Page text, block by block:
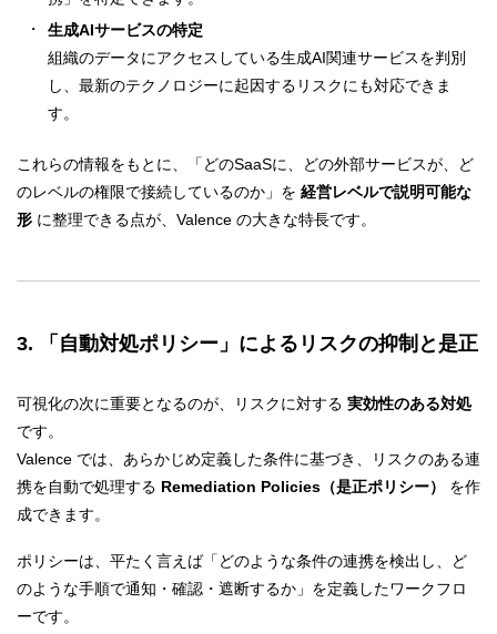
生成AIサービスの特定
組織のデータにアクセスしている生成AI関連サービスを判別
し、最新のテクノロジーに起因するリスクにも対応できま
す。
これらの情報をもとに、「どのSaaSに、どの外部サービスが、ど
のレベルの権限で接続しているのか」を 経営レベルで説明可能な
形 に整理できる点が、Valence の大きな特長です。
3. 「自動対処ポリシー」によるリスクの抑制と是正
可視化の次に重要となるのが、リスクに対する 実効性のある対処
です。
Valence では、あらかじめ定義した条件に基づき、リスクのある連
携を自動で処理する Remediation Policies（是正ポリシー）
を作
成できます。
ポリシーは、平たく言えば「どのような条件の連携を検出し、ど
のような手順で通知・確認・遮断するか」を定義したワークフロ
ーです。